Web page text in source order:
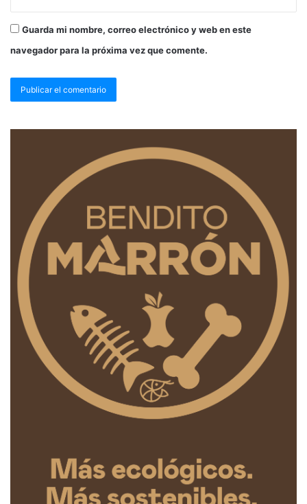
Guarda mi nombre, correo electrónico y web en este
navegador para la próxima vez que comente.